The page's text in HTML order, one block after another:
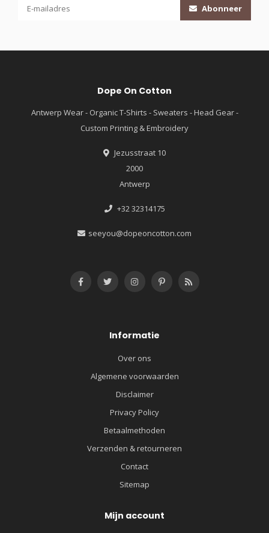
Abonneer
Dope On Cotton
Antwerp Wear - Organic T-Shirts - Sweaters - Head Gear -
Custom Printing & Embroidery
Jezusstraat 10
2000
Antwerp
+32 32314175
seeyou@dopeoncotton.com
Informatie
Over ons
Algemene voorwaarden
Disclaimer
Privacy Policy
Betaalmethoden
Verzenden & retourneren
Contact
Sitemap
Mijn account